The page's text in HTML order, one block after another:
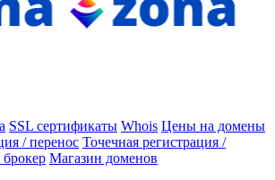
SSL сертификаты Whois Цены на домены
/ перенос Точечная регистрация /
Магазин доменов